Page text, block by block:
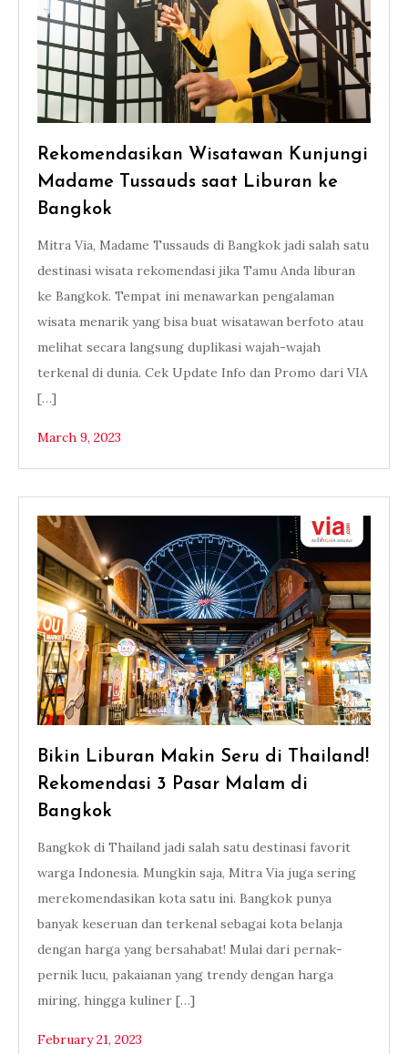
Rekomendasikan Wisatawan Kunjungi
Madame Tussauds saat Liburan ke
Bangkok
Mitra Via, Madame Tussauds di Bangkok jadi salah satu
destinasi wisata rekomendasi jika Tamu Anda liburan
ke Bangkok. Tempat ini menawarkan pengalaman
wisata menarik yang bisa buat wisatawan berfoto atau
melihat secara langsung duplikasi wajah-wajah
terkenal di dunia. Cek Update Info dan Promo dari VIA
[…]
March 9, 2023
Bikin Liburan Makin Seru di Thailand!
Rekomendasi 3 Pasar Malam di
Bangkok
Bangkok di Thailand jadi salah satu destinasi favorit
warga Indonesia. Mungkin saja, Mitra Via juga sering
merekomendasikan kota satu ini. Bangkok punya
banyak keseruan dan terkenal sebagai kota belanja
dengan harga yang bersahabat! Mulai dari pernak-
pernik lucu, pakaianan yang trendy dengan harga
miring, hingga kuliner […]
February 21, 2023